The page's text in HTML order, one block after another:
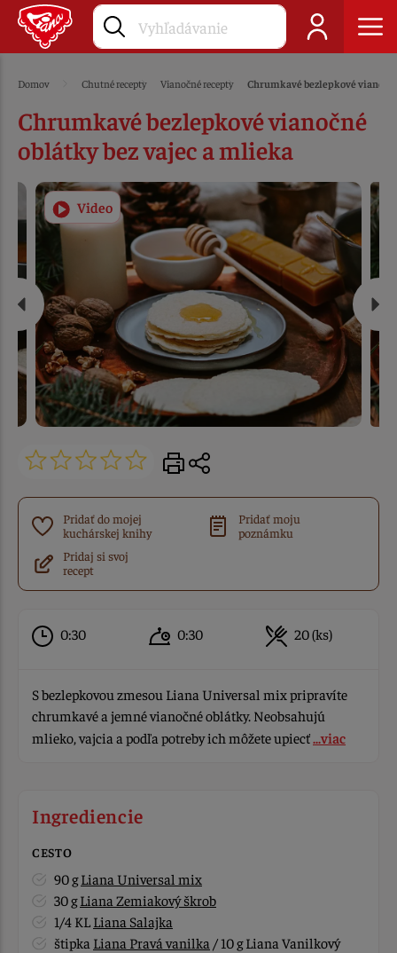
Domov Chutné recepty Vianočné recepty Chrumkavé bezlepkové
Chrumkavé bezlepkové vianočné
oblátky bez vajec a mlieka
Video
Pridať do mojej
kuchárskej knihy
Pridať moju
poznámku
Pridaj si svoj
recept
0:30 0:30 20 (ks)
S bezlepkovou zmesou Liana Universal mix pripravíte
chrumkavé a jemné vianočné oblátky. Neobsahujú
mlieko, vajcia a podľa potreby ich môžete upiecť...viac
Ingrediencie
CESTO
90 gLiana Universal mix
30 gLiana Zemiakový škrob
1/4 KL Liana Salajka
štipka Liana Pravá vanilka / 10 g Liana Vanilkový